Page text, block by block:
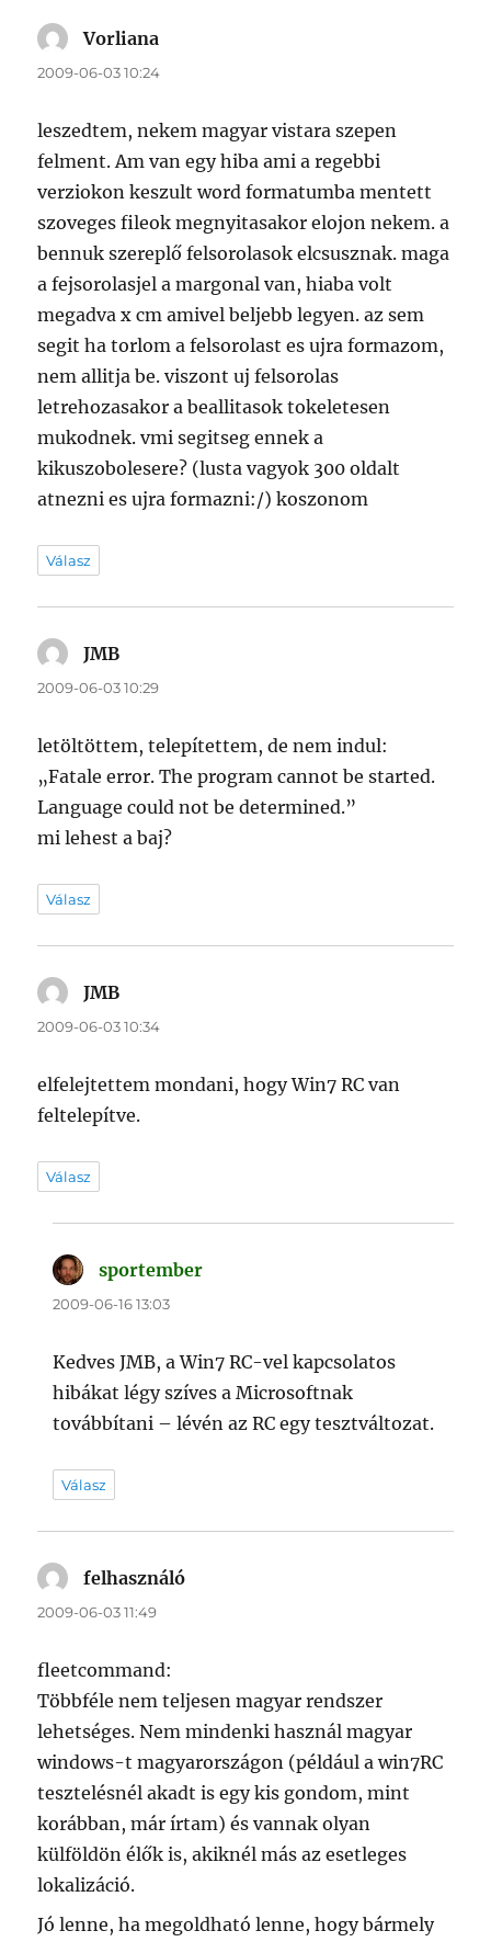
Vorliana
2009-06-03 10:24
leszedtem, nekem magyar vistara szepen
felment. Am van egy hiba ami a regebbi
verziokon keszult word formatumba mentett
szoveges fileok megnyitasakor elojon nekem. a
bennuk szereplő felsorolasok elcsusznak. maga
a fejsorolasjel a margonal van, hiaba volt
megadva x cm amivel beljebb legyen. az sem
segit ha torlom a felsorolast es ujra formazom,
nem allitja be. viszont uj felsorolas
letrehozasakor a beallitasok tokeletesen
mukodnek. vmi segitseg ennek a
kikuszobolesere? (lusta vagyok 300 oldalt
atnezni es ujra formazni:/) koszonom
Válasz
JMB
2009-06-03 10:29
letöltöttem, telepítettem, de nem indul:
„Fatale error. The program cannot be started.
Language could not be determined.”
mi lehest a baj?
Válasz
JMB
2009-06-03 10:34
elfelejtettem mondani, hogy Win7 RC van
feltelepítve.
Válasz
sportember
2009-06-16 13:03
Kedves JMB, a Win7 RC-vel kapcsolatos
hibákat légy szíves a Microsoftnak
továbbítani – lévén az RC egy tesztváltozat.
Válasz
felhasználó
2009-06-03 11:49
fleetcommand:
Többféle nem teljesen magyar rendszer
lehetséges. Nem mindenki használ magyar
windows-t magyarországon (például a win7RC
tesztelésnél akadt is egy kis gondom, mint
korábban, már írtam) és vannak olyan
külföldön élők is, akiknél más az esetleges
lokalizáció.
Jó lenne, ha megoldható lenne, hogy bármely